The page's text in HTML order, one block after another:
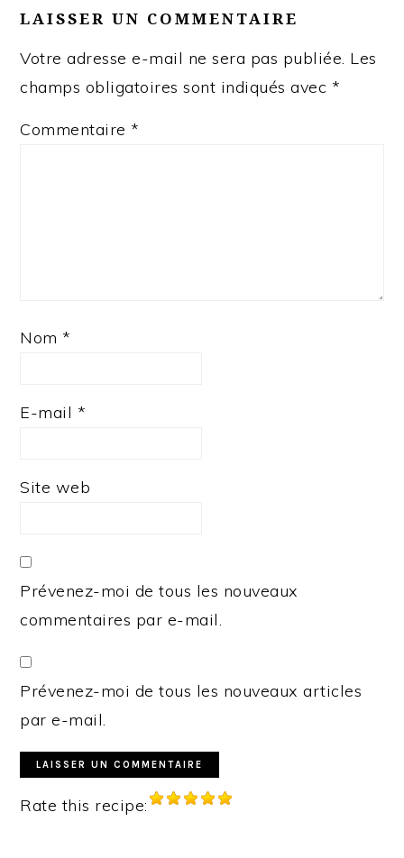
LAISSER UN COMMENTAIRE
Votre adresse e-mail ne sera pas publiée. Les
champs obligatoires sont indiqués avec *
Commentaire *
Nom *
E-mail *
Site web
Prévenez-moi de tous les nouveaux
commentaires par e-mail.
Prévenez-moi de tous les nouveaux articles
par e-mail.
Rate this recipe: